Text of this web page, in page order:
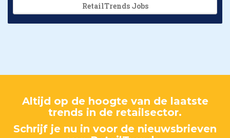
RetailTrends Jobs
Altijd op de hoogte van de laatste
trends in de retailsector.
Schrijf je nu in voor de nieuwsbrieven